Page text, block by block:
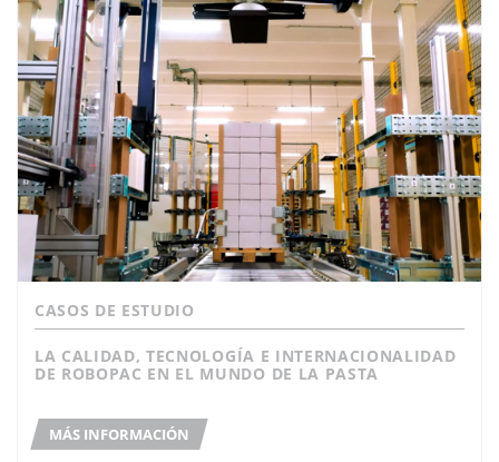
CASOS DE ESTUDIO
LA CALIDAD, TECNOLOGÍA E INTERNACIONALIDAD
DE ROBOPAC EN EL MUNDO DE LA PASTA
MÁS INFORMACIÓN